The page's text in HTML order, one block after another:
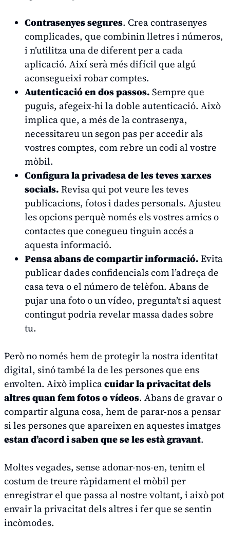
Contrasenyes segures. Crea contrasenyes
complicades, que combinin lletres i números,
i n’utilitza una de diferent per a cada
aplicació. Així serà més difícil que algú
aconsegueixi robar comptes.
Autenticació en dos passos. Sempre que
puguis, afegeix-hi la doble autenticació. Això
implica que, a més de la contrasenya,
necessitareu un segon pas per accedir als
vostres comptes, com rebre un codi al vostre
mòbil.
Configura la privadesa de les teves xarxes
socials. Revisa qui pot veure les teves
publicacions, fotos i dades personals. Ajusteu
les opcions perquè només els vostres amics o
contactes que conegueu tinguin accés a
aquesta informació.
Pensa abans de compartir informació. Evita
publicar dades confidencials com l’adreça de
casa teva o el número de telèfon. Abans de
pujar una foto o un vídeo, pregunta’t si aquest
contingut podria revelar massa dades sobre
tu.
Però no només hem de protegir la nostra identitat
digital, sinó també la de les persones que ens
envolten. Això implicacuidar la privacitat dels
altres quan fem fotos o vídeos. Abans de gravar o
compartir alguna cosa, hem de parar-nos a pensar
si les persones que apareixen en aquestes imatges
estan d’acord i saben que se les està gravant.
Moltes vegades, sense adonar-nos-en, tenim el
costum de treure ràpidament el mòbil per
enregistrar el que passa al nostre voltant, i això pot
envair la privacitat dels altres i fer que se sentin
incòmodes.